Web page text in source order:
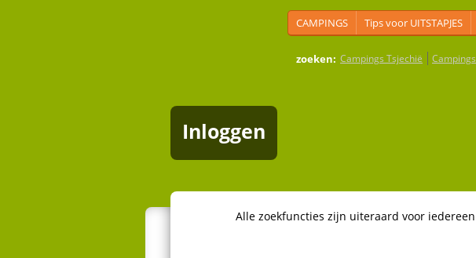
CAMPINGS Tips voor UITSTAPJES
zoeken: Campings Tsjechië
Inloggen
Alle zoekfuncties zijn uiteraard voor iedereen